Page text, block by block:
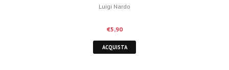
Luigi Nardo
€5,90
ACQUISTA